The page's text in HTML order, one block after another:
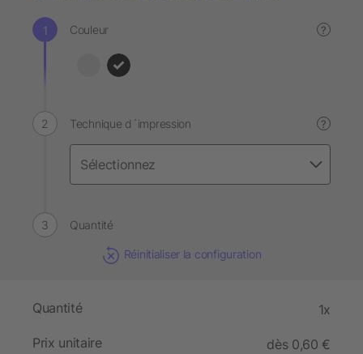
Couleur ?
Technique d´impression ?
Quantité
Réinitialiser la configuration
Quantité 1x
Prix unitaire
dès 0,60 €